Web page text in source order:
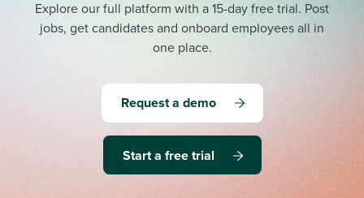
Explore our full platform with a 15-day free trial. Post
jobs, get candidates and onboard employees all in
one place.
Request a demo
Start a free trial